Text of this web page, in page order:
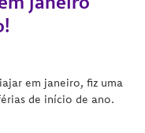
em janeiro, fiz uma
de início de ano.